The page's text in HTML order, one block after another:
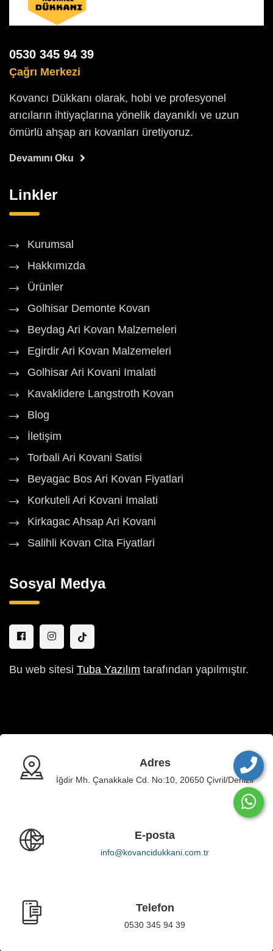
0530 345 94 39
Çağrı Merkezi
Kovancı Dükkanı olarak, hobi ve profesyonel
arıcıların ihtiyaçlarına yönelik dayanıklı ve uzun
ömürlü ahşap arı kovanları üretiyoruz.
Devamını Oku
Linkler
Kurumsal
Hakkımızda
Ürünler
Golhisar Demonte Kovan
Beydag Ari Kovan Malzemeleri
Egirdir Ari Kovan Malzemeleri
Golhisar Ari Kovani Imalati
Kavaklidere Langstroth Kovan
Blog
İletişim
Torbali Ari Kovani Satisi
Beyagac Bos Ari Kovan Fiyatlari
Korkuteli Ari Kovani Imalati
Kirkagac Ahsap Ari Kovani
Salihli Kovan Cita Fiyatlari
Sosyal Medya
Bu web sitesi Tuba Yazılım tarafından yapılmıştır.
Adres
İğdir Mh. Çanakkale Cd. No:10, 20650 Çivril/Denizli
E-posta
info@kovancidukkani.com.tr
Telefon
0530 345 94 39